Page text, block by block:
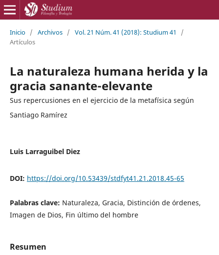
Inicio / Archivos / Vol. 21 Núm. 41 (2018): Studium 41
/
Artículos
La naturaleza humana herida y la
gracia sanante-elevante
Sus repercusiones en el ejercicio de la metafísica según
Santiago Ramírez
Luis Larraguibel Diez
DOI: https://doi.org/10.53439/stdfyt41.21.2018.45-65
Palabras clave: Naturaleza, Gracia, Distinción de órdenes,
Imagen de Dios, Fin último del hombre
Resumen